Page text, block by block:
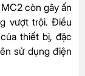
còn gây ấn
vượt trội. Điều
thiết bị, đặc
sử dụng điện